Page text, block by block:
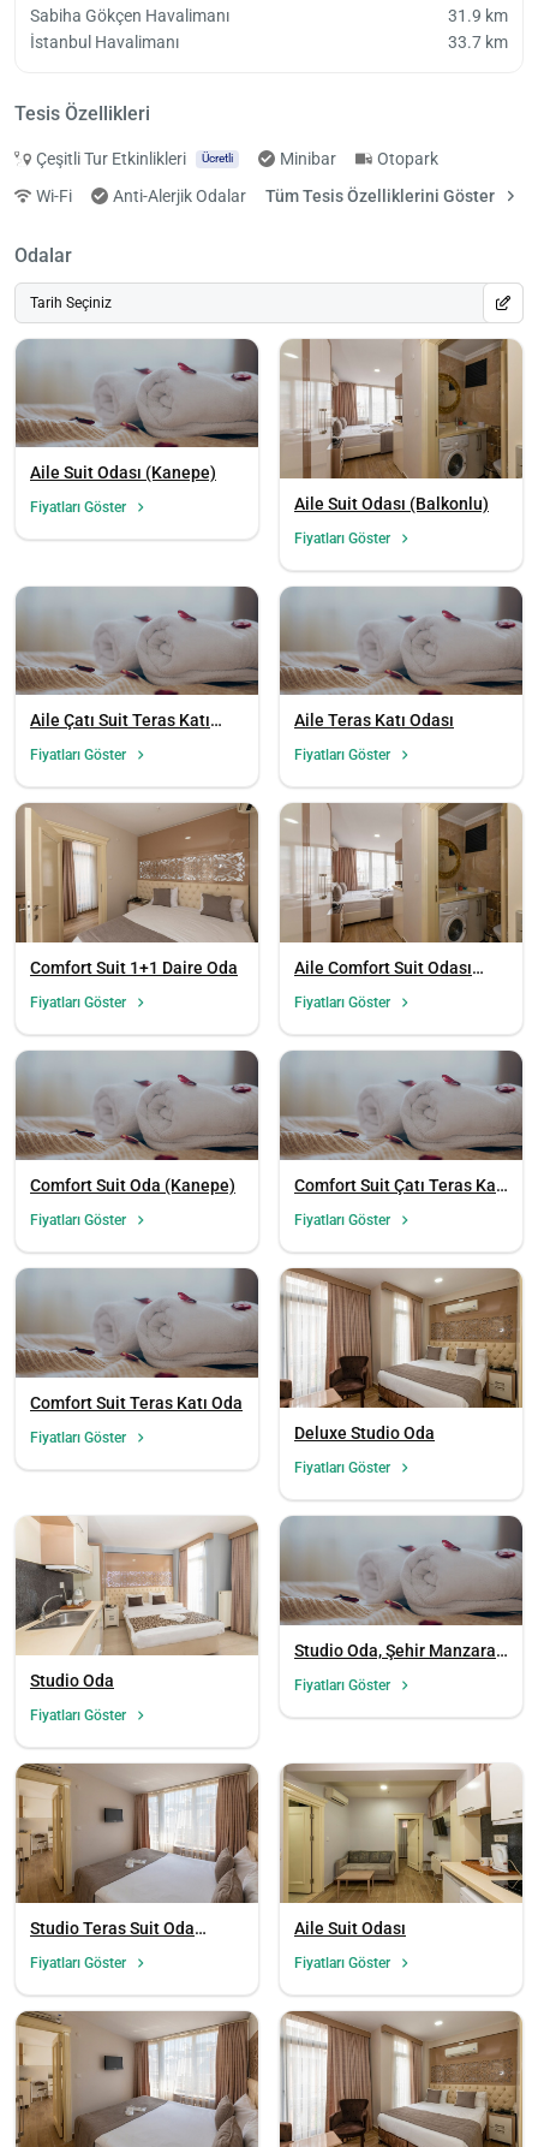
Sabiha Gökçen Havalimanı
31.9 km
İstanbul Havalimanı
33.7 km
Tesis Özellikleri
Çeşitli Tur Etkinlikleri Ücretli Minibar
Otopark
Wi-Fi
Anti-Alerjik Odalar Tüm Tesis Özelliklerini Göster
Odalar
Tarih Seçiniz
Aile Suit Odası (Kanepe)
Fiyatları Göster Aile Suit Odası (Balkonlu)
Fiyatları Göster
Aile Çatı Suit Teras Katı
Fiyatları Göster
Aile Teras Katı Odası
Fiyatları Göster
Comfort Suit 1+1 Daire Oda
Fiyatları Göster
Aile Comfort Suit Odası
Fiyatları Göster
Comfort Suit Oda (Kanepe)
Fiyatları Göster
Comfort Suit Çatı Teras Katı
Fiyatları Göster
Comfort Suit Teras Katı Oda
Fiyatları Göster Deluxe Studio Oda
Fiyatları Göster
Studio Oda
Fiyatları Göster
Studio Oda, Şehir Manzaralı
Fiyatları Göster
Studio Teras Suit Oda
Fiyatları Göster
Aile Suit Odası
Fiyatları Göster